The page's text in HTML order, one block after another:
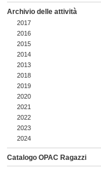
Archivio delle attività
2017
2016
2015
2014
2013
2018
2019
2020
2021
2022
2023
2024
Catalogo OPAC Ragazzi